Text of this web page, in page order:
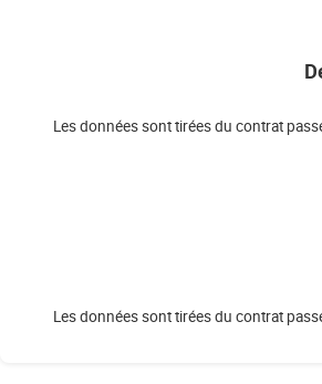
Les données sont tirées du contrat
Les données sont tirées du contrat